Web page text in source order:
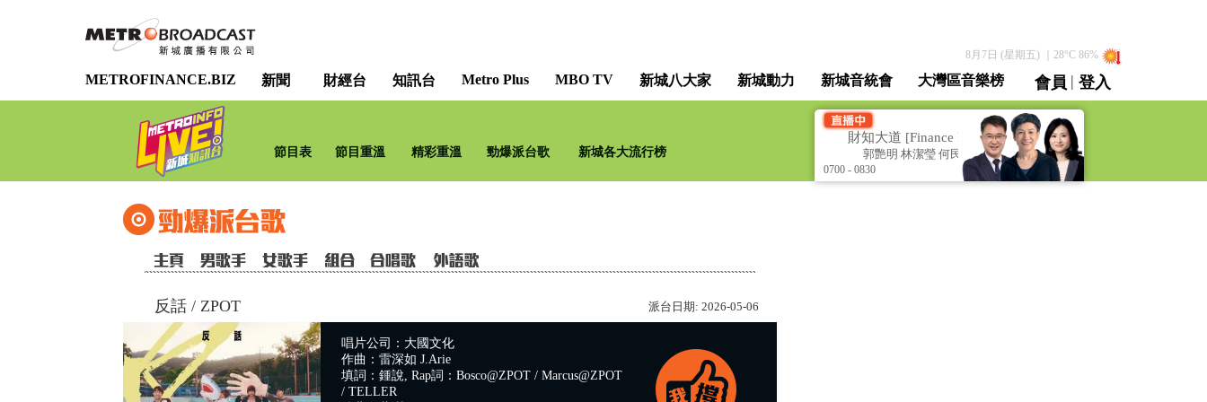
8月7日 (星期五)｜ 28°C 86%
METROFINANCE.BIZ 新聞 財經台 知訊台 Metro Plus MBO TV 新城八大家 新城動力 新城音統會 大灣區音樂榜 會員 | 登入
直播 / 重溫
節目表 節目重溫 精彩重溫 勁爆派台歌 新城各大流行榜
財知大道 [Finance Boulevard] 財知大道 [Finance
郭艷明 林潔瑩 何民傑 郭艷明 林潔瑩 何民傑
0700 - 0830
反話 / ZPOT 派台日期: 2026-05-06
唱片公司：大國文化
作曲：雷深如 J.Arie
填詞：鍾說, Rap詞：Bosco@ZPOT / Marcus@ZPOT
/ TELLER